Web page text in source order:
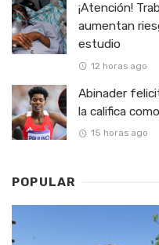
¡Atención!
aumentan
estudio
12 horas ago
Abinader
la califica
15 horas ago
POPULAR